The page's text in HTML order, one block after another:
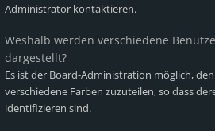
Administrator kontaktieren.
Weshalb werden verschiedene
dargestellt?
Es ist der Board-Administration möglich,
verschiedene Farben zuzuteilen, so dass
identifizieren sind.